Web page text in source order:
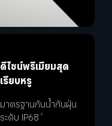
ดีไซน์พรีเมียมสุด
เรียบหรู
มาตรฐานกันน้ำกันฝุ่น
ระดับ IP68 2